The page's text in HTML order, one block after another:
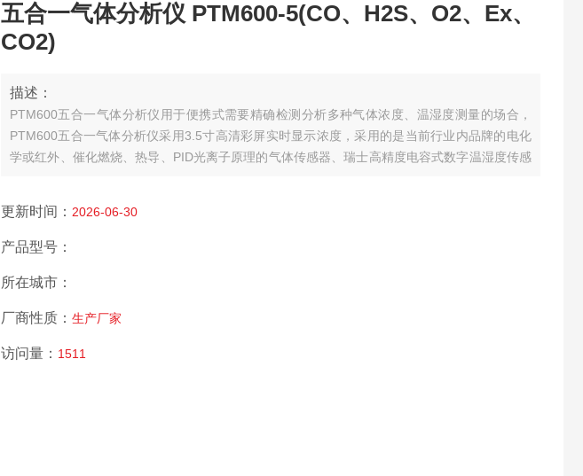
五合一气体分析仪 PTM600-5(CO、H2S、O2、Ex、
CO2)
描述：
PTM600五合一气体分析仪用于便携式需要精确检测分析多种气体浓度、温湿度测量的场合，
PTM600五合一气体分析仪采用3.5寸高清彩屏实时显示浓度，采用的是当前行业内品牌的电化
学或红外、催化燃烧、热导、PID光离子原理的气体传感器、瑞士高精度电容式数字温湿度传感
更新时间： 2026-06-30
产品型号：
所在城市：
厂商性质： 生产厂家
访问量： 1511